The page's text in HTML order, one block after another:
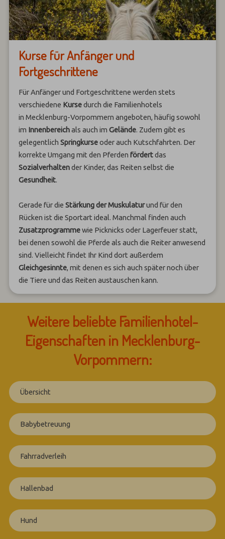
Kurse für Anfänger und
Fortgeschrittene
Für Anfänger und Fortgeschrittene werden stets
verschiedene Kursedurch die Familienhotels
in Mecklenburg-Vorpommern angeboten, häufig sowohl
im Innenbereichals auch im Gelände. Zudem gibt es
gelegentlich Springkurseoder auch Kutschfahrten. Der
korrekte Umgang mit den Pferden fördertdas
Sozialverhaltender Kinder, das Reiten selbst die
Gesundheit.
Gerade für die Stärkung der Muskulaturund für den
Rücken ist die Sportart ideal. Manchmal finden auch
Zusatzprogrammewie Picknicks oder Lagerfeuer statt,
bei denen sowohl die Pferde als auch die Reiter anwesend
sind. Vielleicht findet Ihr Kind dort außerdem
Gleichgesinnte, mit denen es sich auch später noch über
die Tiere und das Reiten austauschen kann.
Weitere beliebte Familienhotel-
Eigenschaften in Mecklenburg-
Vorpommern:
Übersicht
Babybetreuung
Fahrradverleih
Hallenbad
Hund